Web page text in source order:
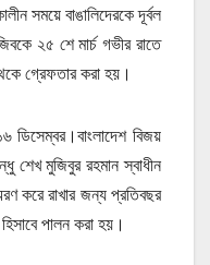
সময়ে বাঙালিদেরকে দূর্বল
২৫ শে মার্চ গভীর রাতে
গ্রেফতার করা হয়।
ডিসেম্বর।বাংলাদেশ বিজয়
শেখ মুজিবুর রহমান স্বাধীন
করে রাখার জন্য প্রতিবছর
পালন করা হয়।